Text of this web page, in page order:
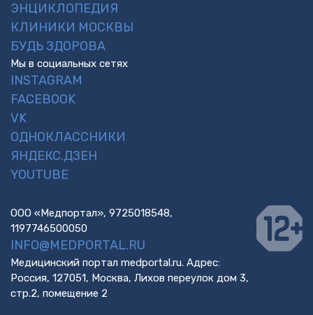
ЭНЦИКЛОПЕДИЯ
КЛИНИКИ МОСКВЫ
БУДЬ ЗДОРОВА
Мы в социальных сетях
INSTAGRAM
FACEBOOK
VK
ОДНОКЛАССНИКИ
ЯНДЕКС.ДЗЕН
YOUTUBE
ООО «Медпортал», 9725018548,
1197746500050
INFO@MEDPORTAL.RU
Медицинский портал medportal.ru. Адрес:
Россия, 127051, Москва, Лихов переулок дом 3,
стр.2, помещение 2